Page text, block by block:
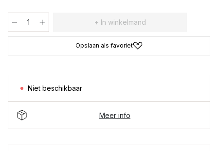
+ In winkelmand
Opslaan als favoriet
Niet beschikbaar
Meer info